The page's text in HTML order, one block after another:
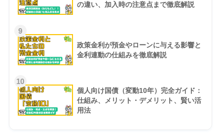
の違い、加入時の注意点まで徹底解説
9
政策金利が預金やローンに与える影響と
金利連動の仕組みを徹底解説
10
個人向け国債（変動10年）完全ガイド：
仕組み、メリット・デメリット、賢い活
用法